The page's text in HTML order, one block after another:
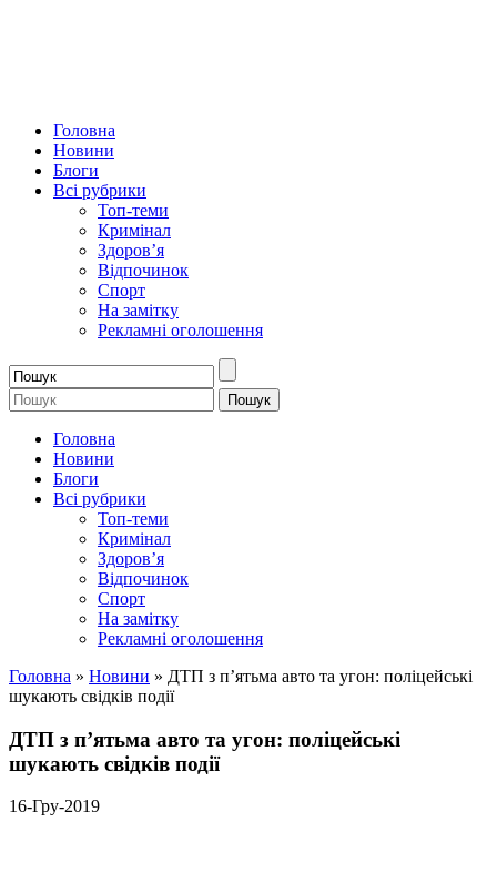
Головна
Новини
Блоги
Всі рубрики
Топ-теми
Кримінал
Здоров’я
Відпочинок
Спорт
На замітку
Рекламні оголошення
Головна
Новини
Блоги
Всі рубрики
Топ-теми
Кримінал
Здоров’я
Відпочинок
Спорт
На замітку
Рекламні оголошення
Головна » Новини » ДТП з п’ятьма авто та угон: поліцейські
шукають свідків події
ДТП з п’ятьма авто та угон: поліцейські
шукають свідків події
16-Гру-2019